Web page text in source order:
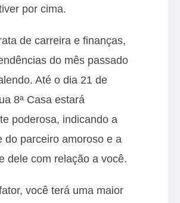
por cima.
de carreira e finanças,
do mês passado
Até o dia 21 de
8ª Casa estará
poderosa, indicando a
do parceiro amoroso e a
dele com relação a você.
você terá uma maior